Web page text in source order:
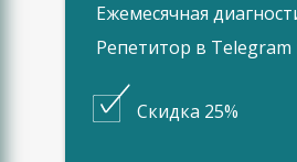
Ежемесячная
Репетитор в
Скидка 25%